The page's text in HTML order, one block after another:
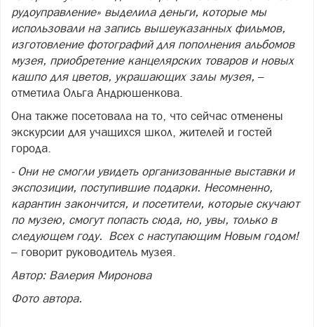
рудоуправление» выделила деньги, которые мы
использовали на запись вышеуказанных фильмов,
изготовление фотографий для пополнения альбомов
музея, приобретение канцелярских товаров и новых
кашпо для цветов, украшающих залы музея, –
отметила Ольга Андрюшенкова.
Она также посетовала на то, что сейчас отменены
экскурсии для учащихся школ, жителей и гостей
города.
- Они не смогли увидеть организованные выставки и
экспозиции, поступившие подарки. Несомненно,
карантин закончится, и посетители, которые скучают
по музею, смогут попасть сюда, но, увы, только в
следующем году. Всех с наступающим Новым годом!
– говорит руководитель музея.
Автор: Валерия Миронова
Фото автора.